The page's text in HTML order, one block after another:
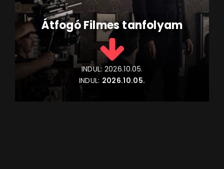
Átfogó Filmes tanfolyam
INDUL: 2026.10.05.
INDUL: 2026.10.05.